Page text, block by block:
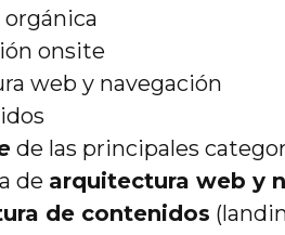
onsite
web y navegación
de las principales
de arquitectura web y
de contenidos